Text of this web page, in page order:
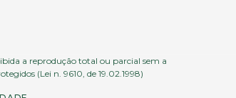
a reprodução total ou parcial sem a
(Lei n. 9610, de 19.02.1998)